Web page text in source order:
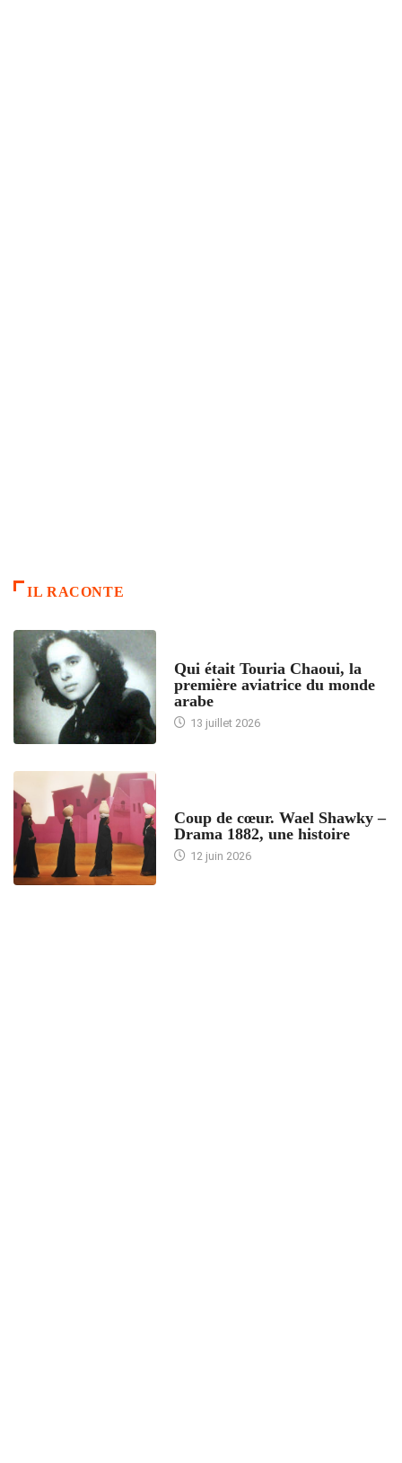
IL RACONTE
Qui était Touria Chaoui, la
première aviatrice du monde
arabe
13 juillet 2026
Coup de cœur. Wael Shawky –
Drama 1882, une histoire
12 juin 2026